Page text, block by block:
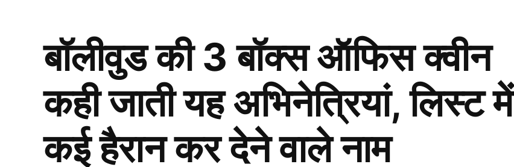
बॉलीवुड की 3 बॉक्स ऑफिस क्वीन
कही जाती यह अभिनेत्रियां, लिस्ट में
कई हैरान कर देने वाले नाम